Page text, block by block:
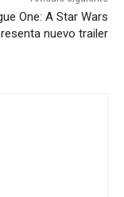
One: A Star Wars
nuevo trailer